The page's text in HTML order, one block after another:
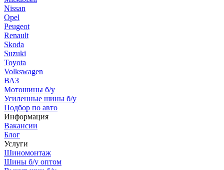
Nissan
Opel
Peugeot
Renault
Skoda
Suzuki
Toyota
Volkswagen
ВАЗ
Мотошины б/у
Усиленные шины б/у
Подбор по авто
Информация
Вакансии
Блог
Услуги
Шиномонтаж
Шины б/у оптом